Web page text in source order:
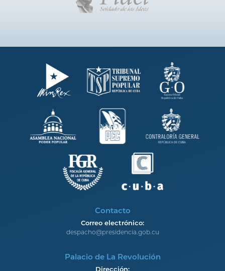
Contacto
Correo electrónico:
despacho@presidencia.gob.cu
Palacio de La Revolución
Dirección: